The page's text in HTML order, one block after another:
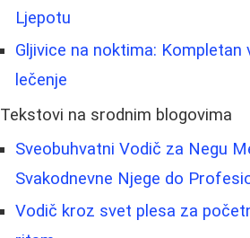
Ljepotu
Gljivice na noktima: Kompletan
lečenje
Tekstovi na srodnim blogovima
Sveobuhvatni Vodič za Negu
Svakodnevne Njege do
Vodič kroz svet plesa za